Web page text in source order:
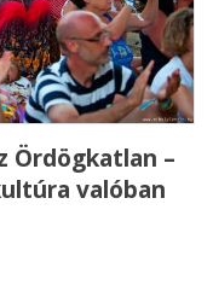
Ördögkatlan –
valóban